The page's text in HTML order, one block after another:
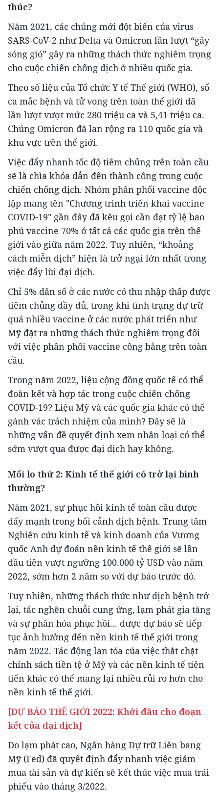
thúc?
Năm 2021, các chủng mới đột biến của virus
SARS-CoV-2 như Delta và Omicron lần lượt “gây
sóng gió” gây ra những thách thức nghiêm trọng
cho cuộc chiến chống dịch ở nhiều quốc gia.
Theo số liệu của Tổ chức Y tế Thế giới (WHO), số
ca mắc bệnh và tử vong trên toàn thế giới đã
lần lượt vượt mức 280 triệu ca và 5,41 triệu ca.
Chủng Omicron đã lan rộng ra 110 quốc gia và
khu vực trên thế giới.
Việc đẩy nhanh tốc độ tiêm chủng trên toàn cầu
sẽ là chìa khóa dẫn đến thành công trong cuộc
chiến chống dịch. Nhóm phân phối vaccine độc
lập mang tên "Chương trình triển khai vaccine
COVID-19" gần đây đã kêu gọi cần đạt tỷ lệ bao
phủ vaccine 70% ở tất cả các quốc gia trên thế
giới vào giữa năm 2022. Tuy nhiên, “khoảng
cách miễn dịch” hiện là trở ngại lớn nhất trong
việc đẩy lùi đại dịch.
Chỉ 5% dân số ở các nước có thu nhập thấp được
tiêm chủng đầy đủ, trong khi tình trạng dự trữ
quá nhiều vaccine ở các nước phát triển như
Mỹ đặt ra những thách thức nghiêm trọng đối
với việc phân phối vaccine công bằng trên toàn
cầu.
Trong năm 2022, liệu cộng đồng quốc tế có thể
đoàn kết và hợp tác trong cuộc chiến chống
COVID-19? Liệu Mỹ và các quốc gia khác có thể
gánh vác trách nhiệm của mình? Đây sẽ là
những vấn đề quyết định xem nhân loại có thể
sớm vượt qua được đại dịch hay không.
Mối lo thứ 2: Kinh tế thế giới có trở lại bình
thường?
Năm 2021, sự phục hồi kinh tế toàn cầu được
đẩy mạnh trong bối cảnh dịch bệnh. Trung tâm
Nghiên cứu kinh tế và kinh doanh của Vương
quốc Anh dự đoán nền kinh tế thế giới sẽ lần
đầu tiên vượt ngưỡng 100.000 tỷ USD vào năm
2022, sớm hơn 2 năm so với dự báo trước đó.
Tuy nhiên, những thách thức như dịch bệnh trở
lại, tắc nghẽn chuỗi cung ứng, lạm phát gia tăng
và sự phân hóa phục hồi... được dự báo sẽ tiếp
tục ảnh hưởng đến nền kinh tế thế giới trong
năm 2022. Tác động lan tỏa của việc thắt chặt
chính sách tiền tệ ở Mỹ và các nền kinh tế tiên
tiến khác có thể mang lại nhiều rủi ro hơn cho
nền kinh tế thế giới.
[DỰ BÁO THẾ GIỚI 2022: Khởi đầu cho đoạn
kết của đại dịch]
Do lạm phát cao, Ngân hàng Dự trữ Liên bang
Mỹ (Fed) đã quyết định đẩy nhanh việc giảm
mua tài sản và dự kiến sẽ kết thúc việc mua trái
phiếu vào tháng 3/2022.